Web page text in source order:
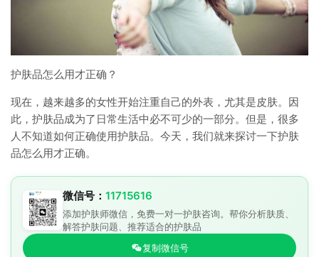
护肤品怎么用才正确？
现在，越来越多的女性开始注重自己的外表，尤其是皮肤。因
此，护肤品成为了日常生活中必不可少的一部分。但是，很多
人不知道如何正确使用护肤品。今天，我们就来探讨一下护肤
品怎么用才正确。
微信号： 11715616
添加护肤师微信，免费一对一护肤咨询。帮你分析肤质、
解答护肤问题、推荐适合的护肤品
复制微信号